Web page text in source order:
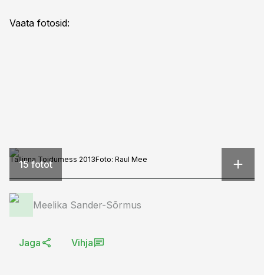
Vaata fotosid:
15 fotot
Tallinna Toidumess 2013Foto: Raul Mee
Meelika Sander-Sõrmus
Jaga Vihja